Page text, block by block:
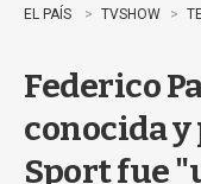
EL PAÍS TVSHOW
Federico
conocida
Sport fue